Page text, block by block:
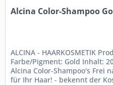
Alcina Color-Shampoo
ALCINA - HAARKOSMETIK
Farbe/Pigment: Gold Inhalt:
Alcina Color-Shampoo's Frei
für Ihr Haar! - bekennt der